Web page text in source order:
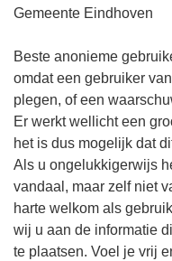
Gemeente Eindhoven
Beste anonieme
omdat een gebruiker
plegen, of een
Er werkt wellicht een
het is dus mogelijk dat
Als u ongelukkigerwijs
vandaal, maar zelf niet
harte welkom als
wij u aan de informatie
te plaatsen. Voel je vrij